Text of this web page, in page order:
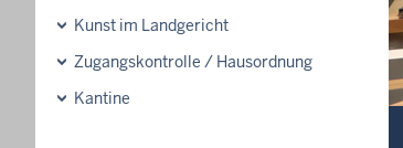
Kunst im Landgericht
Zugangskontrolle / Hausordnung
Kantine